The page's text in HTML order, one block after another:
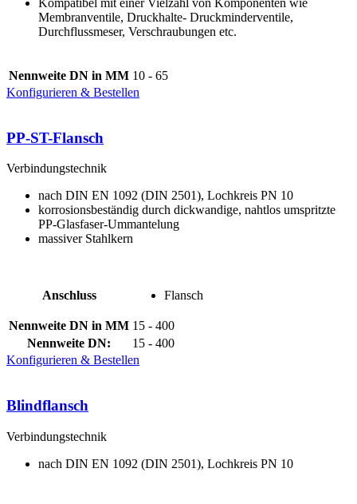
Kompatibel mit einer Vielzahl von Komponenten wie
Membranventile, Druckhalte- Druckminderventile,
Durchflussmeser, Verschraubungen etc.
Nennweite DN in MM 10 - 65
Konfigurieren & Bestellen
PP-ST-Flansch
Verbindungstechnik
nach DIN EN 1092 (DIN 2501), Lochkreis PN 10
korrosionsbeständig durch dickwandige, nahtlos umspritzte
PP-Glasfaser-Ummantelung
massiver Stahlkern
Anschluss Flansch
Nennweite DN in MM 15 - 400
Nennweite DN:
15 - 400
Konfigurieren & Bestellen
Blindflansch
Verbindungstechnik
nach DIN EN 1092 (DIN 2501), Lochkreis PN 10